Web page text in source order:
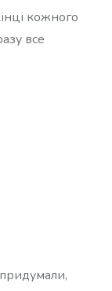
кожного
все